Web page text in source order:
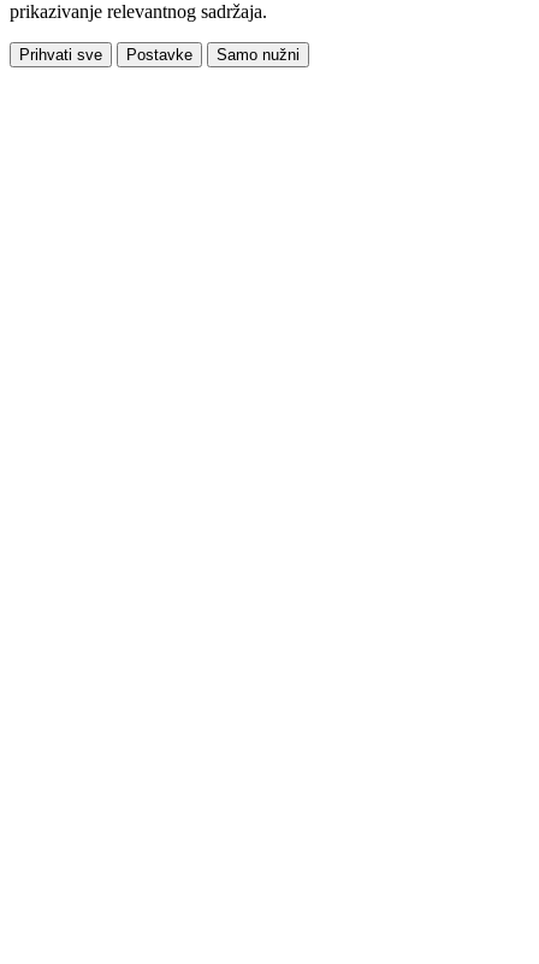
prikazivanje relevantnog sadržaja.
Prihvati sve Postavke Samo nužni